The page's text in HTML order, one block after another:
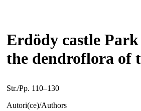
Erdödy castle
the dendroflora of
Str./Pp. 110–130
Autori(ce)/Authors